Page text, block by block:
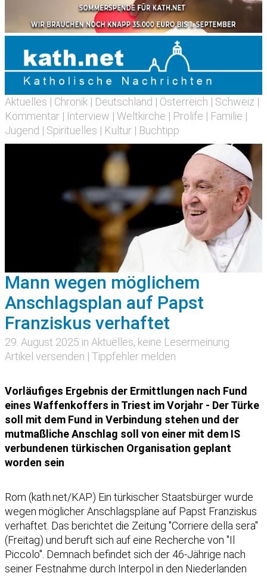
Aktuelles | Chronik | Deutschland | Österreich | Schweiz |
Kommentar | Interview | Weltkirche | Prolife | Familie |
Jugend | Spirituelles | Kultur | Buchtipp
Mann wegen möglichem
Anschlagsplan auf Papst
Franziskus verhaftet
29. August 2025 in Aktuelles, keine Lesermeinung
Artikel versenden | Tippfehler melden
Vorläufiges Ergebnis der Ermittlungen nach Fund
eines Waffenkoffers in Triest im Vorjahr - Der Türke
soll mit dem Fund in Verbindung stehen und der
mutmaßliche Anschlag soll von einer mit dem IS
verbundenen türkischen Organisation geplant
worden sein
Rom (kath.net/KAP) Ein türkischer Staatsbürger wurde
wegen möglicher Anschlagspläne auf Papst Franziskus
verhaftet. Das berichtet die Zeitung "Corriere della sera"
(Freitag) und beruft sich auf eine Recherche von "Il
Piccolo". Demnach befindet sich der 46-Jährige nach
seiner Festnahme durch Interpol in den Niederlanden